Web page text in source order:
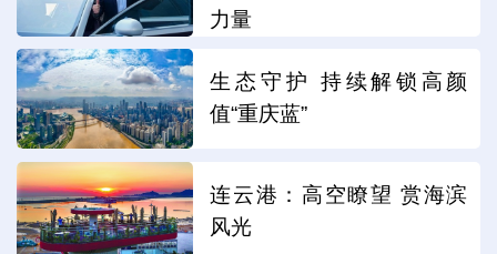
力量
生态守护 持续解锁高颜
值“重庆蓝”
连云港：高空瞭望 赏海滨
风光